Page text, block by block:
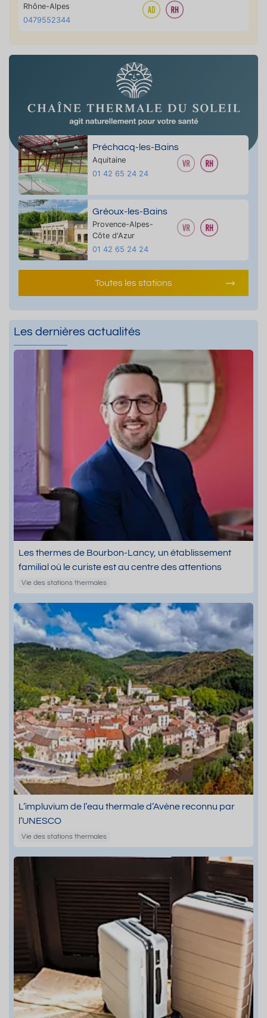
Rhône-Alpes
0479552344
Préchacq-les-Bains
Aquitaine
01 42 65 24 24
Gréoux-les-Bains
Provence-Alpes-
Côte d'Azur
01 42 65 24 24
Toutes les stations
Les dernières actualités
Les thermes de Bourbon-Lancy, un établissement
familial où le curiste est au centre des attentions
Vie des stations thermales
L’impluvium de l’eau thermale d’Avène reconnu par
l’UNESCO
Vie des stations thermales